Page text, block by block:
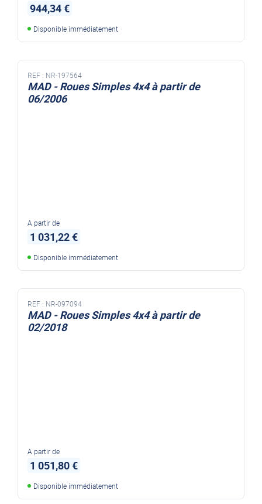
944,34 €
Disponible immédiatement
REF : NR-197564
MAD - Roues Simples 4x4 à partir de
06/2006
A partir de
1 031,22 €
Disponible immédiatement
REF : NR-097094
MAD - Roues Simples 4x4 à partir de
02/2018
A partir de
1 051,80 €
Disponible immédiatement